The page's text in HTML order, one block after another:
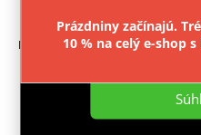
Prázdniny začínajú.
10 % na celý e-shop
Parametry:
Délka: 12,5 cm